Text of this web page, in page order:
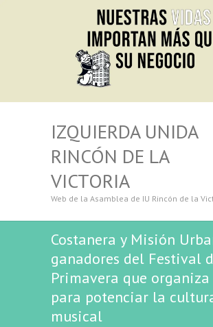
IZQUIERDA UNIDA
RINCÓN DE LA
VICTORIA
Web de la Asamblea de IU Rincón de la
Costanera y Misión
ganadores del Festival
Primavera que organiza
para potenciar la
musical